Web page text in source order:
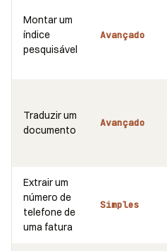
Montar um
índice
pesquisável
Avançado
Traduzir um
documento
Avançado
Extrair um
número de
telefone de
uma fatura
Simples